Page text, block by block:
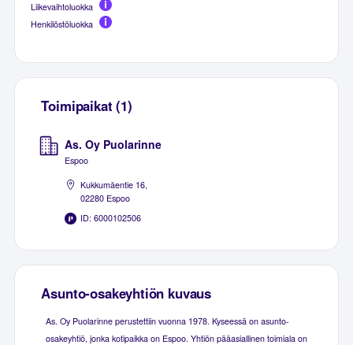
Liikevaihtoluokka
Henkilöstöluokka
Toimipaikat (1)
As. Oy Puolarinne
Espoo
Kukkumäentie 16,
02280 Espoo
ID: 6000102506
Asunto-osakeyhtiön kuvaus
As. Oy Puolarinne perustettiin vuonna 1978. Kyseessä on asunto-
osakeyhtiö, jonka kotipaikka on Espoo. Yhtiön pääasiallinen toimiala on